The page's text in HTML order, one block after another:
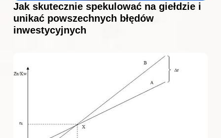
Jak skutecznie spekulować na giełdzie i
unikać powszechnych błędów
inwestycyjnych